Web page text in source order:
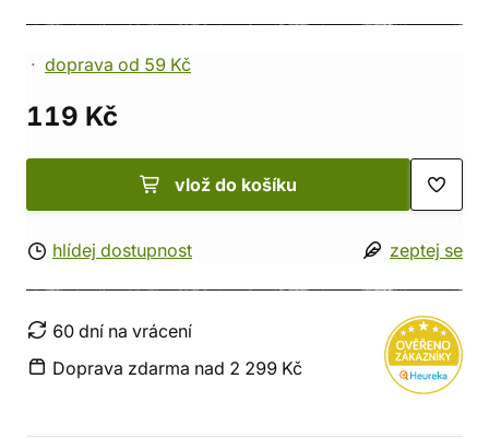
doprava od 59 Kč
119 Kč
vlož do košíku
hlídej dostupnost zeptej se
60 dní na vrácení
Doprava zdarma nad 2 299 Kč